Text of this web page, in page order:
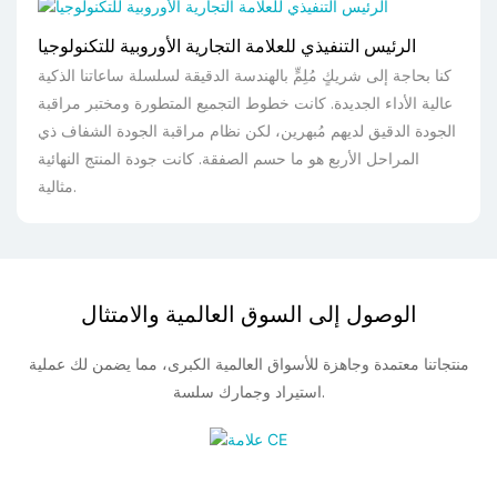
الرئيس التنفيذي للعلامة التجارية الأوروبية للتكنولوجيا
كنا بحاجة إلى شريكٍ مُلِمٍّ بالهندسة الدقيقة لسلسلة ساعاتنا الذكية
عالية الأداء الجديدة. كانت خطوط التجميع المتطورة ومختبر مراقبة
الجودة الدقيق لديهم مُبهرين، لكن نظام مراقبة الجودة الشفاف ذي
المراحل الأربع هو ما حسم الصفقة. كانت جودة المنتج النهائية
مثالية.
الوصول إلى السوق العالمية والامتثال
منتجاتنا معتمدة وجاهزة للأسواق العالمية الكبرى، مما يضمن لك عملية
استيراد وجمارك سلسة.